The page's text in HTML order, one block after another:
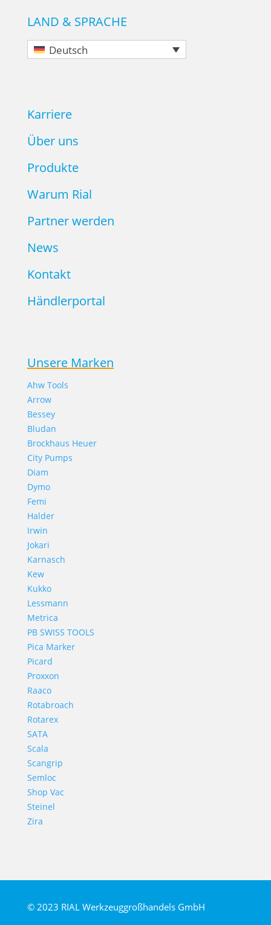
LAND & SPRACHE
Deutsch
Karriere
Über uns
Produkte
Warum Rial
Partner werden
News
Kontakt
Händlerportal
Unsere Marken
Ahw Tools
Arrow
Bessey
Bludan
Brockhaus Heuer
City Pumps
Diam
Dymo
Femi
Halder
Irwin
Jokari
Karnasch
Kew
Kukko
Lessmann
Metrica
PB SWISS TOOLS
Pica Marker
Picard
Proxxon
Raaco
Rotabroach
Rotarex
SATA
Scala
Scangrip
Semloc
Shop Vac
Steinel
Zira
© 2023 RIAL Werkzeuggroßhandels GmbH